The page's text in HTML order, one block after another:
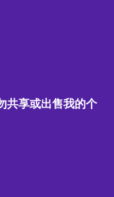
共享或出售我的个